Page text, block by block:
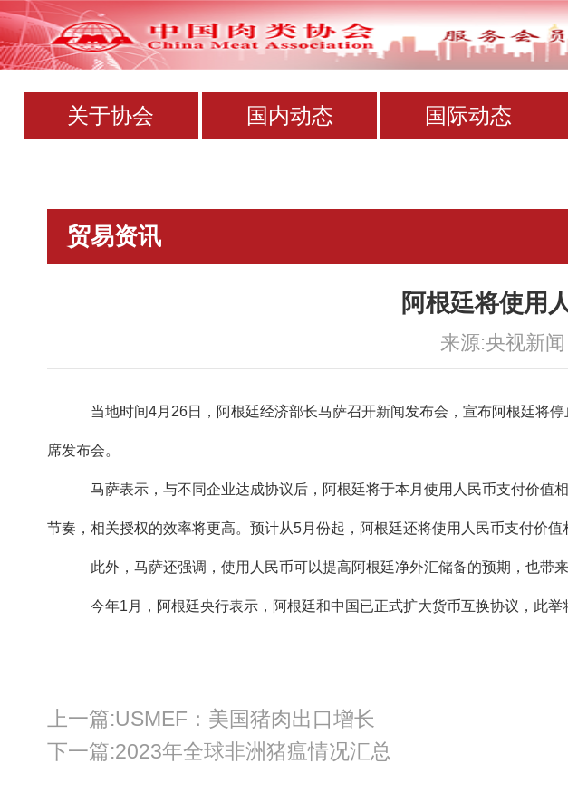
关于协会 国内动态 国际动态
贸易资讯
阿根廷将使用
来源:央视新
当地时间4月26日，阿根廷经济部长马萨召开新闻发布会，宣布阿根廷将
席发布会。
马萨表示，与不同企业达成协议后，阿根廷将于本月使用人民币支付价值
节奏，相关授权的效率将更高。预计从5月份起，阿根廷还将使用人民币支付价值
此外，马萨还强调，使用人民币可以提高阿根廷净外汇储备的预期，也带来
今年1月，阿根廷央行表示，阿根廷和中国已正式扩大货币互换协议，此
上一篇:USMEF：美国猪肉出口增长
下一篇:2023年全球非洲猪瘟情况汇总